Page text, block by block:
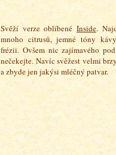
Svěží verze oblíbené Inside.
mnoho citrusů, jemné tóny
frézii. Ovšem nic zajímavého
nečekejte. Navíc svěžest velmi
a zbyde jen jakýsi mléčný patvar.